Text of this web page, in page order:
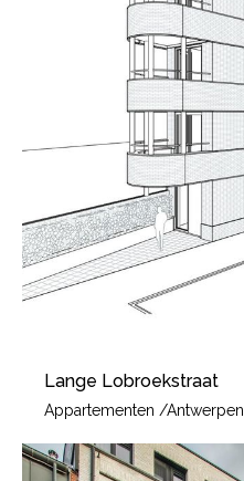
Lange Lobroekstraat
Appartementen /Antwerpen